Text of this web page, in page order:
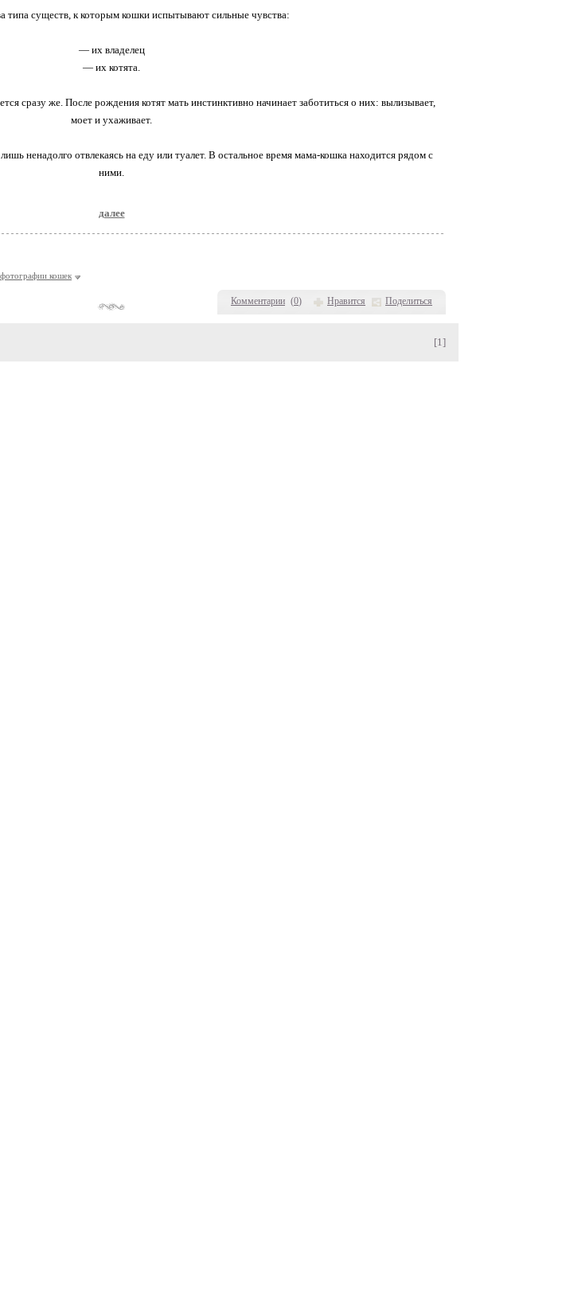
Комментарии (0) Нравится Поделиться
типа существ, к которым кошки испытывают сильные чувства:
— их владелец
— их котята.
сразу же. После рождения котят мать инстинктивно начинает заботиться о них: вылизывает,
моет и ухаживает.
ненадолго отвлекаясь на еду или туалет. В остальное время мама-кошка находится рядом с
ними.
далее
фотографии кошек
[1]